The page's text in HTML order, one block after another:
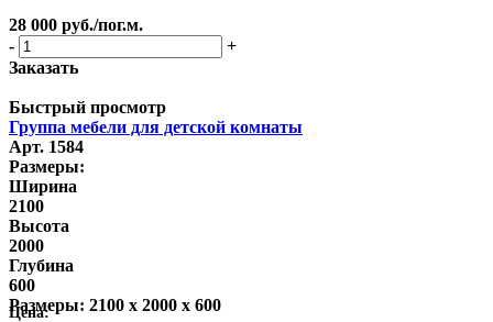
28 000 руб./пог.м.
-
+
Заказать
Быстрый просмотр
Группа мебели для детской комнаты
Арт. 1584
Размеры:
Ширина
2100
Высота
2000
Глубина
600
Размеры: 2100 x 2000 x 600
Цена: